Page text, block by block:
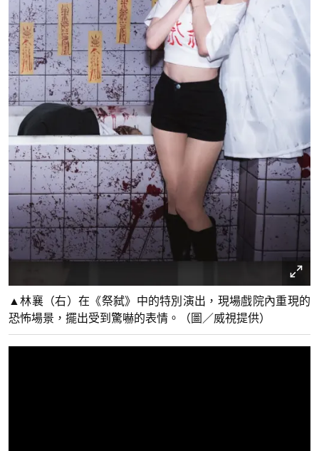
▲林襄（右）在《祭弑》中的特別演出，現場戲院內重現的
恐怖場景，擺出受到驚嚇的表情。（圖／威視提供）